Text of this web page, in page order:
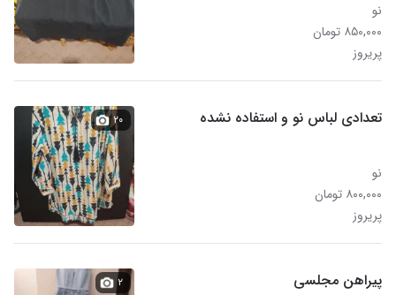
نو
۸۵۰,۰۰۰ تومان
پریروز
تعدادی لباس نو و استفاده نشده
نو
۸۰۰,۰۰۰ تومان
پریروز
۲۰
پیراهن مجلسی ۲